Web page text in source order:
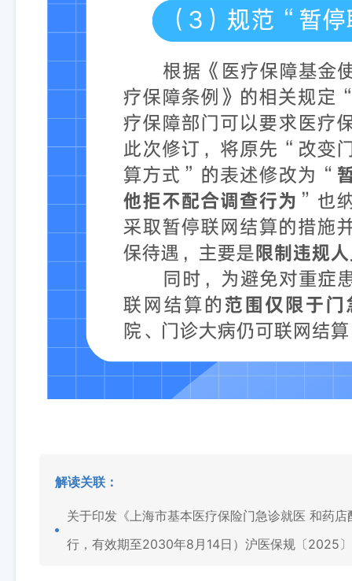
解读关联：
关于印发《上海市基本医疗保险门急诊就医 和药
行，有效期至2030年8月14日）沪医保规〔2025